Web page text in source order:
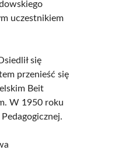
uczestnikiem
się
przenieść się
Beit
W 1950 roku